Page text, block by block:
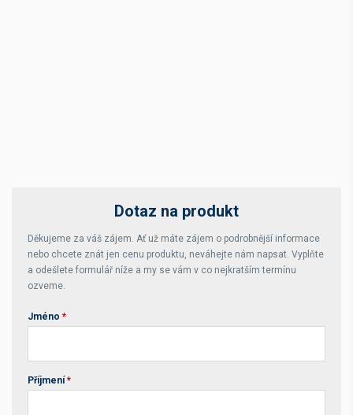
Dotaz na produkt
Děkujeme za váš zájem. Ať už máte zájem o podrobnější informace
nebo chcete znát jen cenu produktu, neváhejte nám napsat. Vyplňte
a odešlete formulář níže a my se vám v co nejkratším termínu
ozveme.
Jméno *
Příjmení *